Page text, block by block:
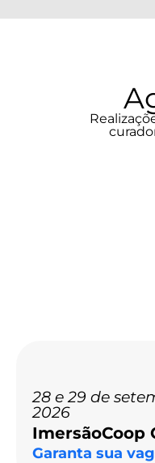
28 e 29 de
2026
ImersãoCoop
Garanta sua